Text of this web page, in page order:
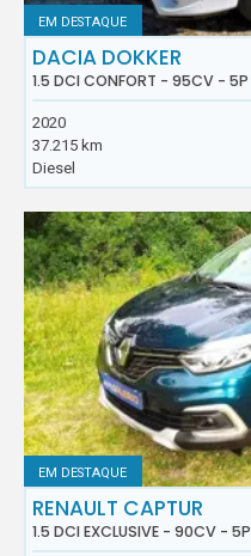
EM DESTAQUE
DACIA DOKKER
1.5 DCI CONFORT - 95CV - 5P
2020
37.215 km
Diesel
EM DESTAQUE
RENAULT CAPTUR
1.5 DCI EXCLUSIVE - 90CV - 5P